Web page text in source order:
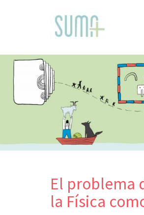
El problema
la Física